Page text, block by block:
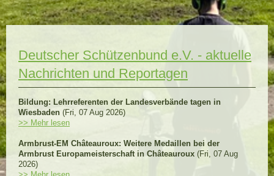
Deutscher Schützenbund e.V. - aktuelle
Nachrichten und Reportagen
Bildung: Lehrreferenten der Landesverbände tagen in
Wiesbaden (Fri, 07 Aug 2026)
>> Mehr lesen
Armbrust-EM Châteauroux: Weitere Medaillen bei der
Armbrust Europameisterschaft in Châteauroux (Fri, 07 Aug
2026)